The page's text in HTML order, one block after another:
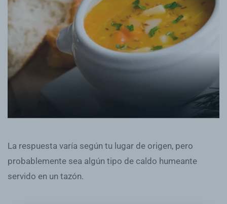
La respuesta varía según tu lugar de origen, pero
probablemente sea algún tipo de caldo humeante
servido en un tazón.